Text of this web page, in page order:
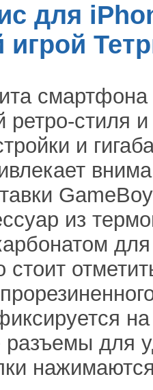
для
игрой
смартфона
стиля
и
из
стоит
для